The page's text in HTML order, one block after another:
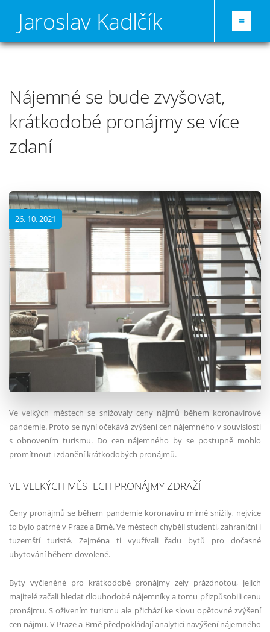
Jaroslav Kadlčík
Nájemné se bude zvyšovat,
krátkodobé pronájmy se více
zdaní
26. 10. 2021
Ve velkých městech se snižovaly ceny nájmů během koronavirové
pandemie. Proto se nyní očekává zvýšení cen nájemného v souvislosti
s obnovením turismu. Do cen nájemného by se postupně mohlo
promítnout i zdanění krátkodobých pronájmů.
VE VELKÝCH MĚSTECH PRONÁJMY ZDRAŽÍ
Ceny pronájmů se během pandemie koronaviru mírně snížily, nejvíce
to bylo patrné v Praze a Brně. Ve městech chyběli studenti, zahraniční i
tuzemští turisté. Zejména ti využívali řadu bytů pro dočasné
ubytování během dovolené.
Byty vyčleněné pro krátkodobé pronájmy zely prázdnotou, jejich
majitelé začali hledat dlouhodobé nájemníky a tomu přizpůsobili cenu
pronájmu. S oživením turismu ale přichází ke slovu opětovné zvýšení
cen nájmu. V Praze a Brně předpokládají analytici navýšení nájemného